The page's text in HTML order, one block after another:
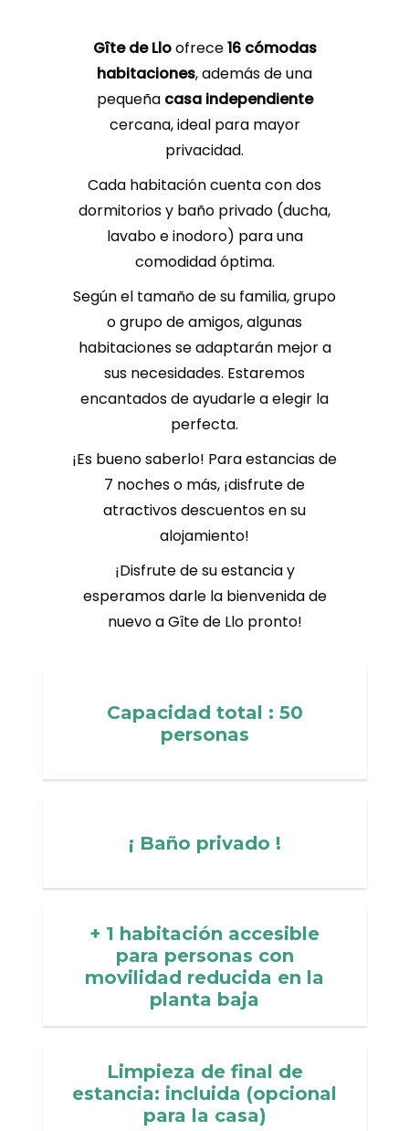
Gîte de Lloofrece16 cómodas
habitaciones, además de una
pequeña casa independiente
cercana, ideal para mayor
privacidad.
Cada habitación cuenta con dos
dormitorios y baño privado (ducha,
lavabo e inodoro) para una
comodidad óptima.
Según el tamaño de su familia, grupo
o grupo de amigos, algunas
habitaciones se adaptarán mejor a
sus necesidades. Estaremos
encantados de ayudarle a elegir la
perfecta.
¡Es bueno saberlo! Para estancias de
7 noches o más, ¡disfrute de
atractivos descuentos en su
alojamiento!
¡Disfrute de su estancia y
esperamos darle la bienvenida de
nuevo a Gîte de Llo pronto!
Capacidad total : 50
personas
¡ Baño privado !
+ 1 habitación accesible
para personas con
movilidad reducida en la
planta baja
Limpieza de final de
estancia: incluida (opcional
para la casa)
Caractéristiques : 1 lit double
(140) + 1 lit simple en mezzanine,